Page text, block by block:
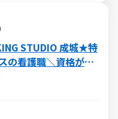
STUDIO 成城★特
の看護職＼資格が活
ＯＫ・社保完備・